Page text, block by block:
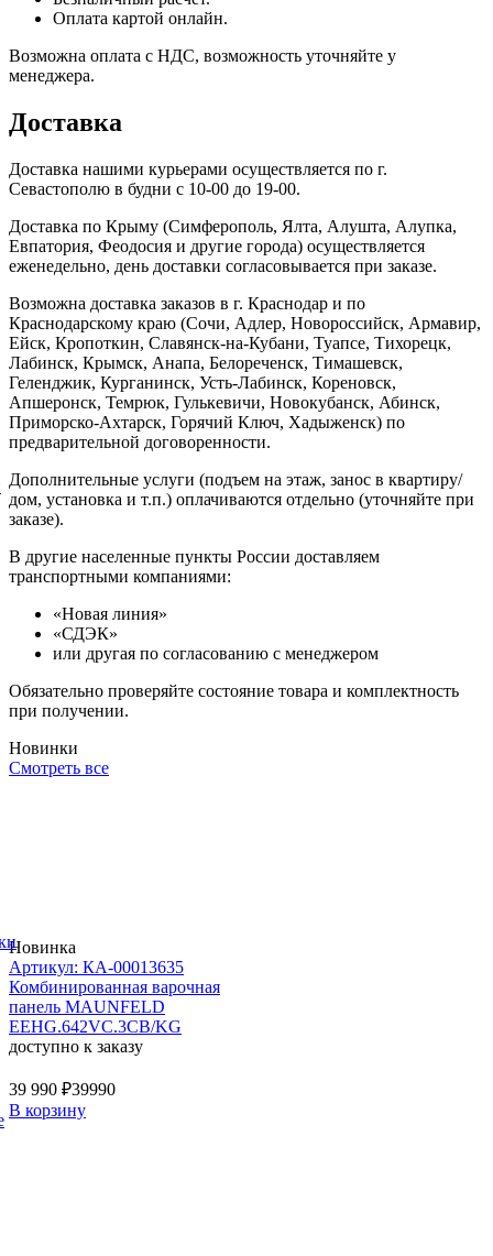
Оплата картой онлайн.
Возможна оплата с НДС, возможность уточняйте у
менеджера.
Доставка
Доставка нашими курьерами осуществляется по г.
Севастополю в будни с 10-00 до 19-00.
Доставка по Крыму (Симферополь, Ялта, Алушта, Алупка,
Евпатория, Феодосия и другие города) осуществляется
еженедельно, день доставки согласовывается при заказе.
Возможна доставка заказов в г. Краснодар и по
Краснодарскому краю (Сочи, Адлер, Новороссийск, Армавир,
Ейск, Кропоткин, Славянск-на-Кубани, Туапсе, Тихорецк,
Лабинск, Крымск, Анапа, Белореченск, Тимашевск,
Геленджик, Курганинск, Усть-Лабинск, Кореновск,
Апшеронск, Темрюк, Гулькевичи, Новокубанск, Абинск,
Приморско-Ахтарск, Горячий Ключ, Хадыженск) по
предварительной договоренности.
Дополнительные услуги (подъем на этаж, занос в квартиру/
дом, установка и т.п.) оплачиваются отдельно (уточняйте при
заказе).
В другие населенные пункты России доставляем
транспортными компаниями:
«Новая линия»
«СДЭК»
или другая по согласованию с менеджером
Обязательно проверяйте состояние товара и комплектность
при получении.
Новинки
Смотреть все
Новинка
Артикул: КА-00013635
Комбинированная варочная
панель MAUNFELD
EEHG.642VC.3CB/KG
доступно к заказу
39 990 ₽39990
В корзину